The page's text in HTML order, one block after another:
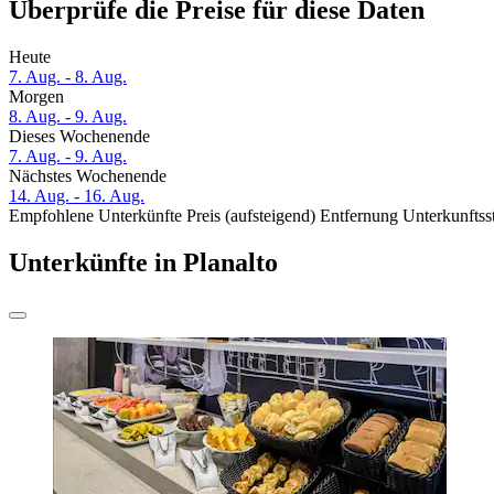
Überprüfe die Preise für diese Daten
Heute
7. Aug. - 8. Aug.
Morgen
8. Aug. - 9. Aug.
Dieses Wochenende
7. Aug. - 9. Aug.
Nächstes Wochenende
14. Aug. - 16. Aug.
Empfohlene Unterkünfte Preis (aufsteigend) Entfernung
Unterkünfte in Planalto